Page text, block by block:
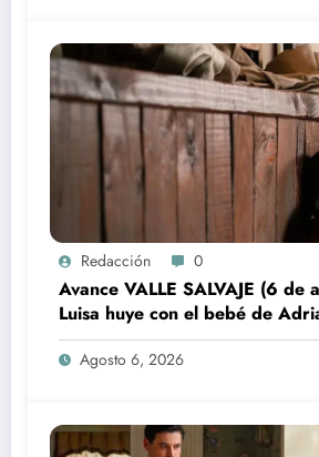
Redacción 0
Avance VALLE SALVAJE (6 de
Luisa huye con el bebé de
Agosto 6, 2026